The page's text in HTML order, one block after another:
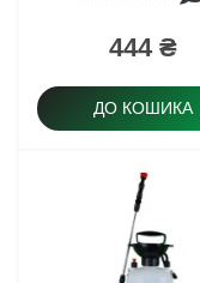
444 ₴
ДО КОШИКА